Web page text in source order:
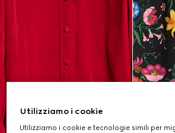
Utilizziamo i cookie
Utilizziamo i cookie e tecnologie simili per